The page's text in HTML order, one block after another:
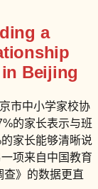
a
Beijing
市中小学家校协
的家长表示与班
家长能够清晰说
项来自中国教育
》的数据更直